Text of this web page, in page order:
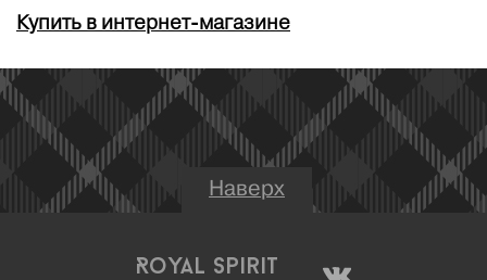
Купить в интернет-магазине
Наверх
Royal Spirit